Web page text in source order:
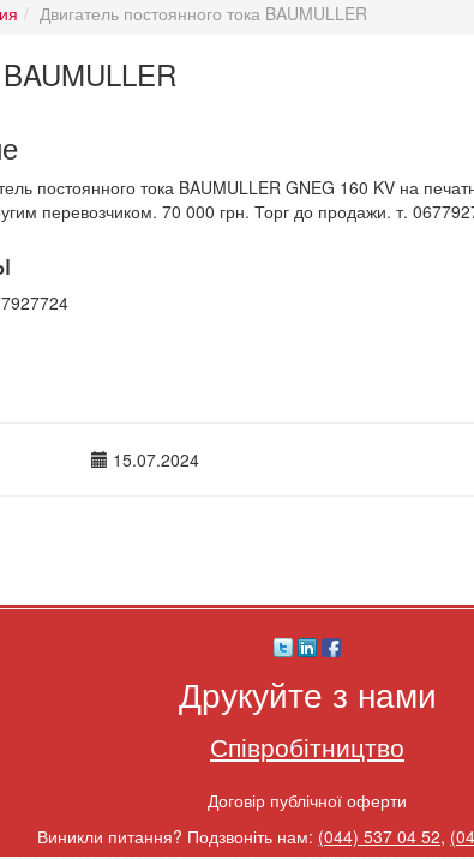
Двигатель постоянного тока BAUMULLER
постоянного тока BAUMULLER GNEG 160 KV на
перевозчиком. 70 000 грн. Торг до продажи. т.
15.07.2024
Друкуйте з нами
Співробітництво
Договір публічної оферти
Виникли питання? Подзвоніть нам: (044) 537 04 52,